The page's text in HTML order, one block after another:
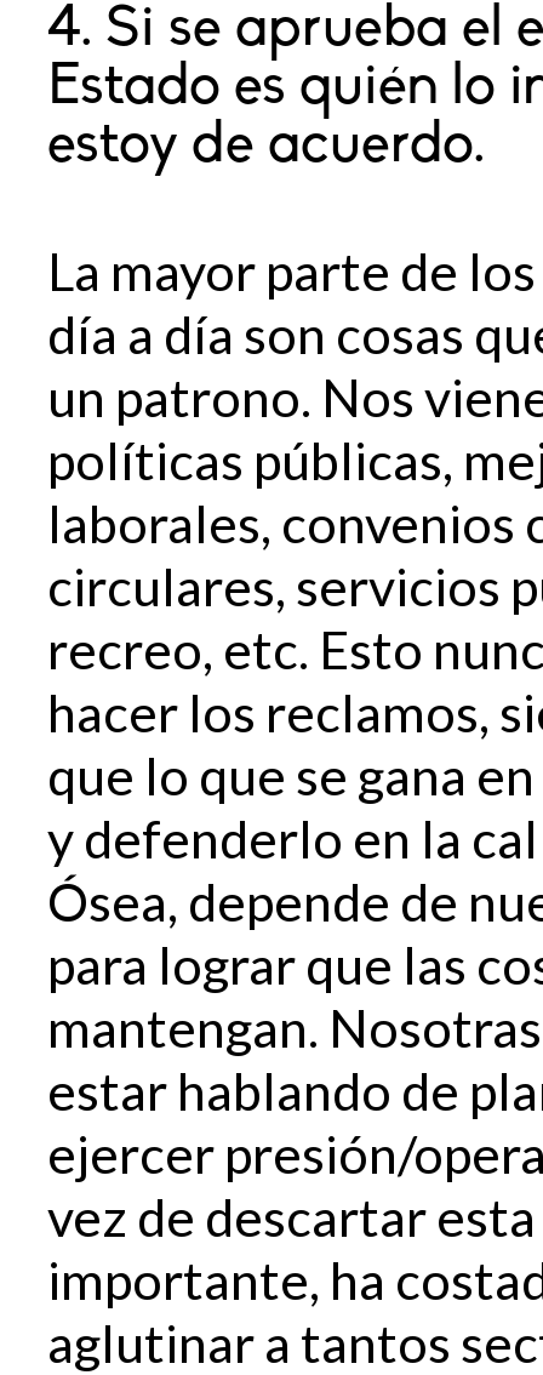
4. Si se aprueba el
Estado es quién lo
estoy de acuerdo.
La mayor parte de
día a día son cosas
un patrono. Nos
políticas públicas,
laborales, convenios
circulares, servicios
recreo, etc. Esto
hacer los reclamos,
que lo que se gana
y defenderlo en la
Ósea, depende de
para lograr que las
mantengan.
estar hablando de
ejercer presión/
vez de descartar
importante, ha
aglutinar a tantos